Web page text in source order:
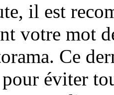
il est
votre mot
Ce
éviter